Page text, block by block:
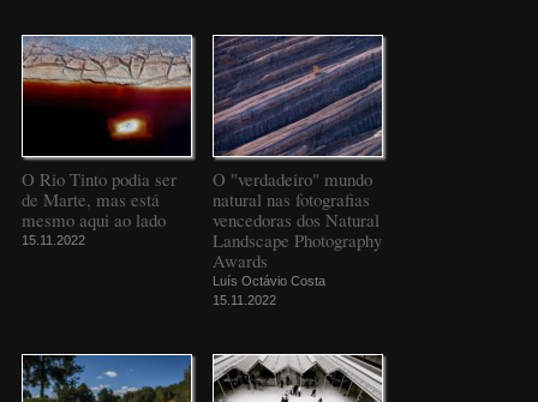
O Rio Tinto podia ser
de Marte, mas está
mesmo aqui ao lado
15.11.2022
O "verdadeiro" mundo
natural nas fotografias
vencedoras dos Natural
Landscape Photography
Awards
Luís Octávio Costa
15.11.2022